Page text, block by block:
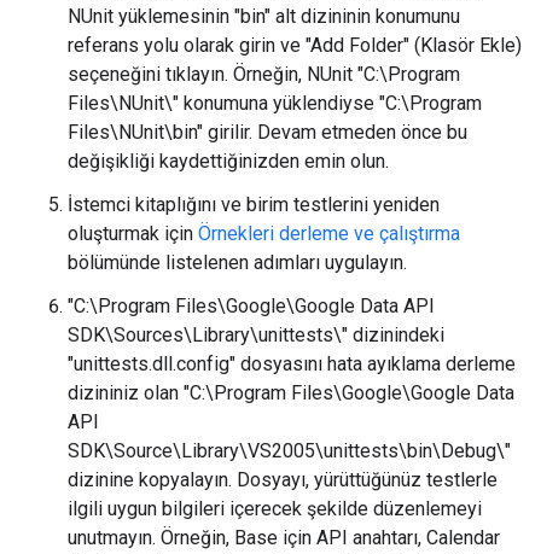
NUnit yüklemesinin "bin" alt dizininin konumunu
referans yolu olarak girin ve "Add Folder" (Klasör Ekle)
seçeneğini tıklayın. Örneğin, NUnit "C:\Program
Files\NUnit\" konumuna yüklendiyse "C:\Program
Files\NUnit\bin" girilir. Devam etmeden önce bu
değişikliği kaydettiğinizden emin olun.
İstemci kitaplığını ve birim testlerini yeniden
oluşturmak için Örnekleri derleme ve çalıştırma
bölümünde listelenen adımları uygulayın.
"C:\Program Files\Google\Google Data API
SDK\Sources\Library\unittests\" dizinindeki
"unittests.dll.config" dosyasını hata ayıklama derleme
dizininiz olan "C:\Program Files\Google\Google Data
API
SDK\Source\Library\VS2005\unittests\bin\Debug\"
dizinine kopyalayın. Dosyayı, yürüttüğünüz testlerle
ilgili uygun bilgileri içerecek şekilde düzenlemeyi
unutmayın. Örneğin, Base için API anahtarı, Calendar